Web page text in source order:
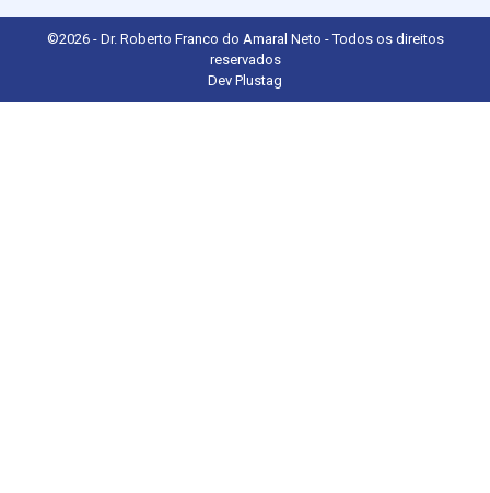
©2026 - Dr. Roberto Franco do Amaral Neto - Todos os direitos
reservados
Dev Plustag